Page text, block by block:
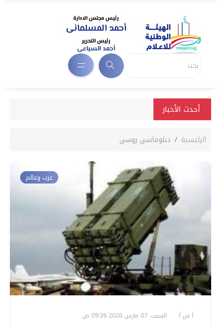
أحدث الأخبار
الرئيسية دبلوماسي روسي
عرب وعالم
أ ش أ السبت، 07 مارس 2026 09:36 ص